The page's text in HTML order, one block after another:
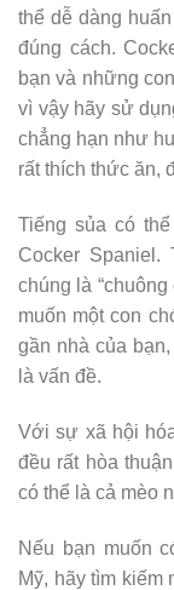
thể dễ dàng
đúng cách.
bạn và những
vì vậy hãy sử
chẳng hạn như
rất thích thức ăn,
Tiếng sủa có
Cocker
chúng là
muốn một con
gần nhà của
là vấn đề.
Với sự xã hội
đều rất hòa
có thể là cả mèo
Nếu bạn muốn
Mỹ, hãy tìm kiếm